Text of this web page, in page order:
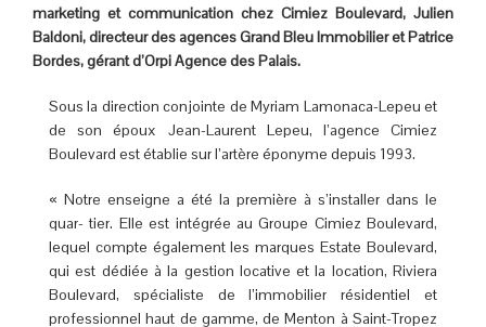
marketing et communication chez Cimiez Boulevard, Julien
Baldoni, directeur des agences Grand Bleu Immobilier et Patrice
Bordes, gérant d’Orpi Agence des Palais.
Sous la direction conjointe de Myriam Lamonaca-Lepeu et
de son époux Jean-Laurent Lepeu, l’agence Cimiez
Boulevard est établie sur l’artère éponyme depuis 1993.
« Notre enseigne a été la première à s’installer dans le
quar- tier. Elle est intégrée au Groupe Cimiez Boulevard,
lequel compte également les marques Estate Boulevard,
qui est dédiée à la gestion locative et la location, Riviera
Boulevard, spécialiste de l’immobilier résidentiel et
professionnel haut de gamme, de Menton à Saint-Tropez